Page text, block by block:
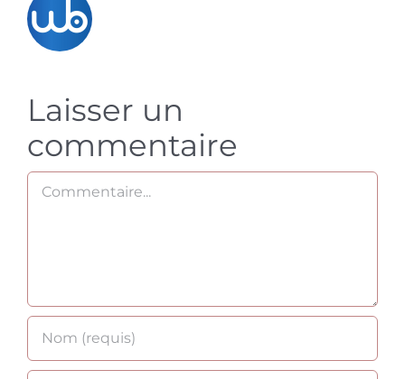
Laisser un
commentaire
Commentaire